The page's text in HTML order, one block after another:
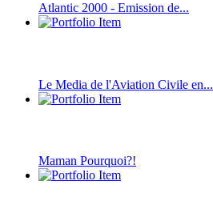
Atlantic 2000 - Emission de...
Le Media de l'Aviation Civile en...
Maman Pourquoi?!